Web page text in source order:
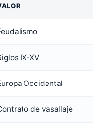
IX-XV
Occidental
de vasallaje